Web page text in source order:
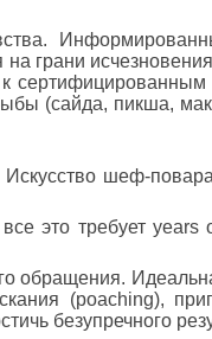
грани
сертифицированным
(сайда, пикша,
шеф-
это требует
обращения.
(poaching),
безупречного